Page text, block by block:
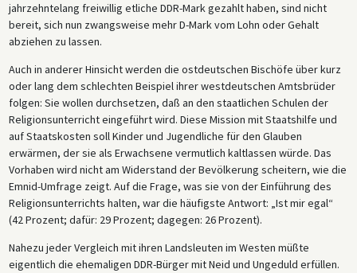
jahrzehntelang freiwillig etliche DDR-Mark gezahlt haben, sind nicht
bereit, sich nun zwangsweise mehr D-Mark vom Lohn oder Gehalt
abziehen zu lassen.
Auch in anderer Hinsicht werden die ostdeutschen Bischöfe über kurz
oder lang dem schlechten Beispiel ihrer westdeutschen Amtsbrüder
folgen: Sie wollen durchsetzen, daß an den staatlichen Schulen der
Religionsunterricht eingeführt wird. Diese Mission mit Staatshilfe und
auf Staatskosten soll Kinder und Jugendliche für den Glauben
erwärmen, der sie als Erwachsene vermutlich kaltlassen würde. Das
Vorhaben wird nicht am Widerstand der Bevölkerung scheitern, wie die
Emnid-Umfrage zeigt. Auf die Frage, was sie von der Einführung des
Religionsunterrichts halten, war die häufigste Antwort: „Ist mir egal“
(42 Prozent; dafür: 29 Prozent; dagegen: 26 Prozent).
Nahezu jeder Vergleich mit ihren Landsleuten im Westen müßte
eigentlich die ehemaligen DDR-Bürger mit Neid und Ungeduld erfüllen.